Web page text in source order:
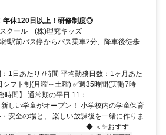
年休120日以上！研修制度◎
クール (株)理究キッズ
駅前バス停からバス乗車2分、降車後徒歩3
1日あたり7時間 平均勤務日数：1ヶ月あた
シフト制(月曜～土曜) ✅週35時間(実働7時
間】 通常期の平日 11：...
しい学童がオープン！ 小学校内の学童保育
安全の場と、 楽しい放課後を一緒に作りま
＜✨おすす...